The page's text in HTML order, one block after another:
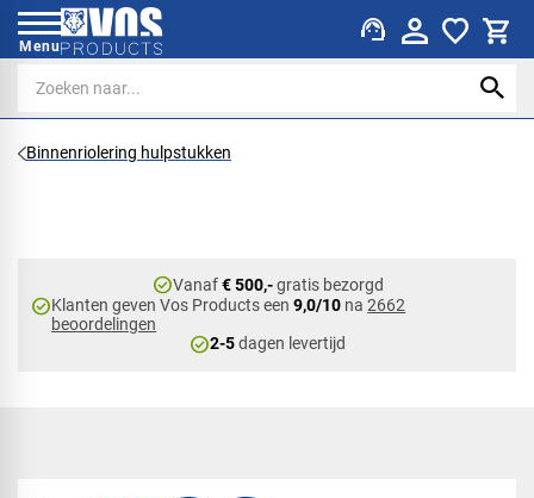
Menu support_agent
Binnenriolering hulpstukken
check_circleVanaf€ 500,-gratis bezorgd
check_circleKlanten geven Vos Products een9,0/10 na2662
beoordelingen
check_circle2-5dagen levertijd